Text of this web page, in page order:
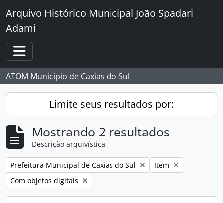
Skip to main content
Arquivo Histórico Municipal João Spadari
Adami
Toggle navigation
ATOM Municipio de Caxias do Sul
Limite seus resultados por:
Mostrando 2 resultados
Descrição arquivística
Remover filtro:
Prefeitura Municipal de Caxias do Sul Remover filtro:
Item
Remover filtro:
Com objetos digitais